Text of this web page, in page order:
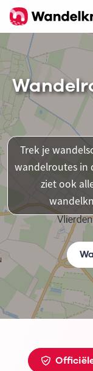
Trek je
wandelroutes in
ziet ook